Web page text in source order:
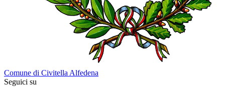
Comune di Civitella Alfedena
Seguici su